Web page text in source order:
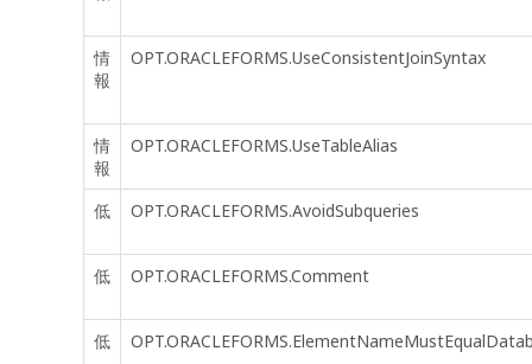
情
報
OPT.ORACLEFORMS.UseConsistentJoinSyntax
情
報
OPT.ORACLEFORMS.UseTableAlias
低 OPT.ORACLEFORMS.AvoidSubqueries
低 OPT.ORACLEFORMS.Comment
低